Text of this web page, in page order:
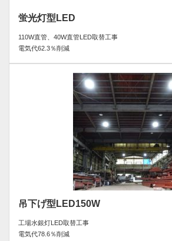
蛍光灯型LED
110W直管、40W直管LED取替工事
電気代62.3％削減
吊下げ型LED150W
工場水銀灯LED取替工事
電気代78.6％削減